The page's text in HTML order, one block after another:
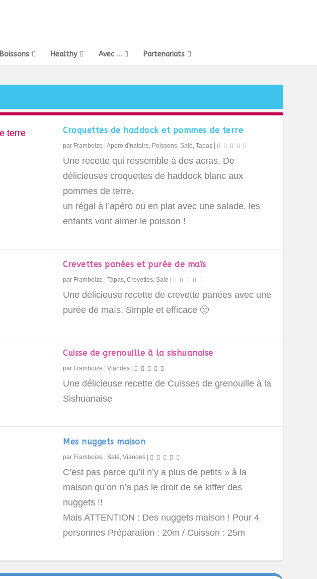
Boissons Healthy Avec … Partenariats
Croquettes de haddock et pommes de terre
par Framboize |Apéro dînatoire, Poissons,Salé,Tapas
Une recette qui ressemble à des acras. De
délicieuses croquettes de haddock blanc aux
pommes de terre.
un régal à l’apéro ou en plat avec une salade. les
enfants vont aimer le poisson !
Crevettes panées et purée de maïs
par Framboize |Tapas,Crevettes,Salé
Une délicieuse recette de crevette panées avec une
purée de maïs. Simple et efficace 🙂
Cuisse de grenouille à la sishuanaise
par Framboize |Viandes
Une délicieuse recette de Cuisses de grenouille à la
Sishuanaise
Mes nuggets maison
par Framboize |Salé,Viandes
C’est pas parce qu’il n’y a plus de petits » à la
maison qu’on n’a pas le droit de se kiffer des
nuggets !!
Mais ATTENTION : Des nuggets maison ! Pour 4
personnes Préparation : 20m / Cuisson : 25m